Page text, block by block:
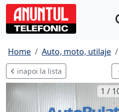
Home Auto, moto, utilaje
inapoi la lista
1 /